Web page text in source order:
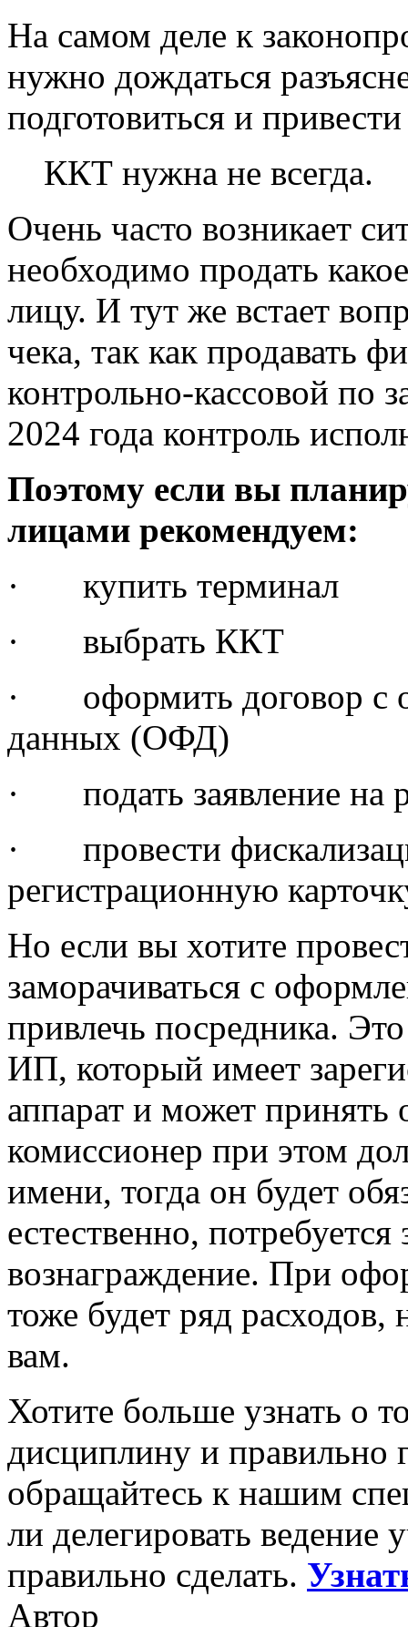
На самом деле к
нужно дождаться
подготовиться и
ККТ нужна не всегда.
Очень часто возникает
необходимо продать
лицу. И тут же встает
чека, так как продавать
контрольно-кассовой по
2024 года контроль
Поэтому если вы
лицами рекомендуем:
· купить терминал
· выбрать ККТ
· оформить договор с
данных (ОФД)
· подать заявление на
· провести
регистрационную
Но если вы хотите
заморачиваться с
привлечь посредника.
ИП, который имеет
аппарат и может принять
комиссионер при этом
имени, тогда он будет
естественно,
вознаграждение. При
тоже будет ряд расходов,
вам.
Хотите больше узнать о
дисциплину и правильно
обращайтесь к нашим
ли делегировать ведение
правильно сделать.
Автор